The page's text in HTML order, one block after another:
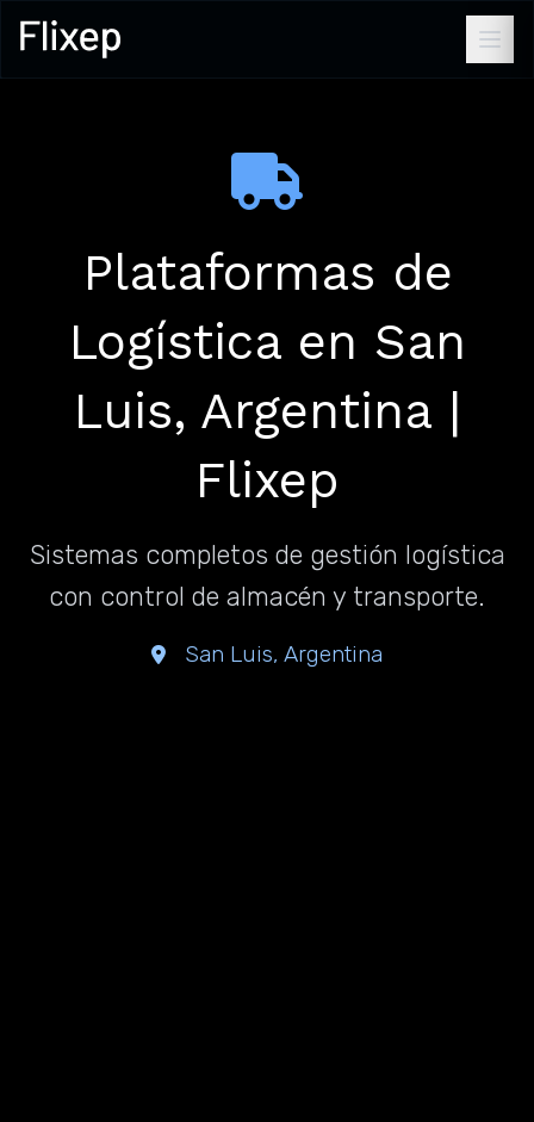
Plataformas de
Logística en San
Luis, Argentina |
Flixep
Sistemas completos de gestión logística
con control de almacén y transporte.
San Luis, Argentina